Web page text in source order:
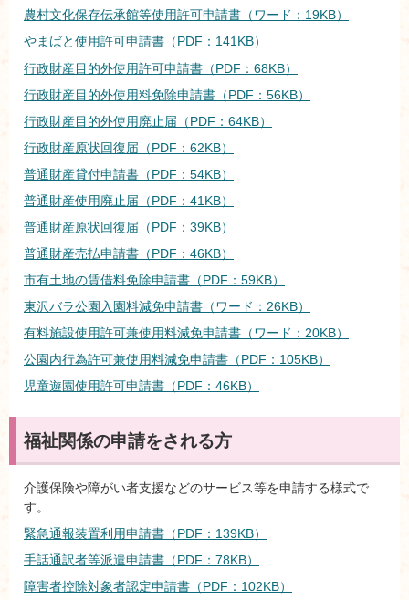
農村文化保存伝承館等使用許可申請書（ワード：19KB）
やまばと使用許可申請書（PDF：141KB）
行政財産目的外使用許可申請書（PDF：68KB）
行政財産目的外使用料免除申請書（PDF：56KB）
行政財産目的外使用廃止届（PDF：64KB）
行政財産原状回復届（PDF：62KB）
普通財産貸付申請書（PDF：54KB）
普通財産使用廃止届（PDF：41KB）
普通財産原状回復届（PDF：39KB）
普通財産売払申請書（PDF：46KB）
市有土地の賃借料免除申請書（PDF：59KB）
東沢バラ公園入園料減免申請書（ワード：26KB）
有料施設使用許可兼使用料減免申請書（ワード：20KB）
公園内行為許可兼使用料減免申請書（PDF：105KB）
児童遊園使用許可申請書（PDF：46KB）
福祉関係の申請をされる方
介護保険や障がい者支援などのサービス等を申請する様式で
す。
緊急通報装置利用申請書（PDF：139KB）
手話通訳者等派遣申請書（PDF：78KB）
障害者控除対象者認定申請書（PDF：102KB）